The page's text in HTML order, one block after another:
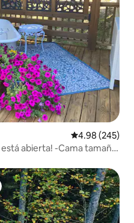
Calificación
4.98 (245)
está abierta! -Cama tamaño